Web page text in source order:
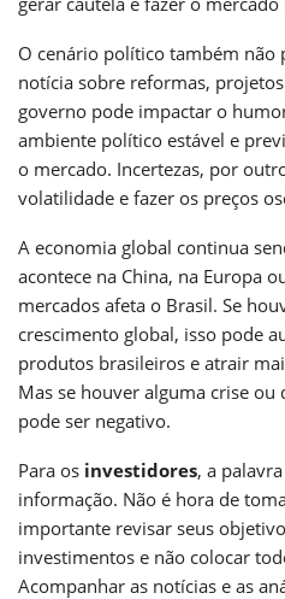
O cenário político também não
notícia sobre reformas,
governo pode impactar o
ambiente político estável e
o mercado. Incertezas, por
volatilidade e fazer os preços
A economia global continua
acontece na China, na Europa
mercados afeta o Brasil. Se
crescimento global, isso pode
produtos brasileiros e atrair
Mas se houver alguma crise ou
pode ser negativo.
Para os investidores, a
informação. Não é hora de
importante revisar seus
investimentos e não colocar
Acompanhar as notícias e as